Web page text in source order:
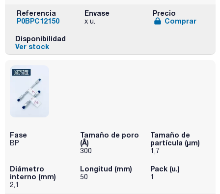
Referencia
P0BPC12150
Envase
x u.
Precio
Comprar
Disponibilidad
Ver stock
Fase
BP
Tamaño de poro
(Å)
300
Tamaño de
partícula (μm)
1,7
Diámetro
interno (mm)
2,1
Longitud (mm)
50
Pack (u.)
1